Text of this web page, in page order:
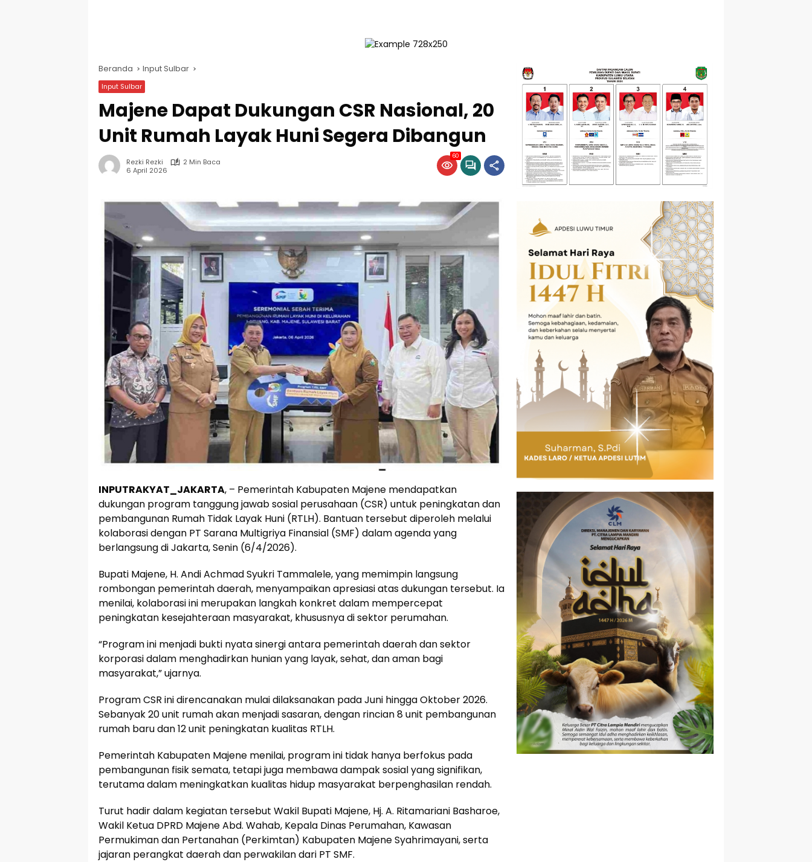
Beranda Input Sulbar
Input Sulbar
Majene Dapat Dukungan CSR Nasional, 20
Unit Rumah Layak Huni Segera Dibangun
Rezki Rezki
2 Min Baca
6 April 2026
60
INPUTRAKYAT_JAKARTA, – Pemerintah Kabupaten Majene mendapatkan
dukungan program tanggung jawab sosial perusahaan (CSR) untuk peningkatan dan
pembangunan Rumah Tidak Layak Huni (RTLH). Bantuan tersebut diperoleh melalui
kolaborasi dengan PT Sarana Multigriya Finansial (SMF) dalam agenda yang
berlangsung di Jakarta, Senin (6/4/2026).
Bupati Majene, H. Andi Achmad Syukri Tammalele, yang memimpin langsung
rombongan pemerintah daerah, menyampaikan apresiasi atas dukungan tersebut. Ia
menilai, kolaborasi ini merupakan langkah konkret dalam mempercepat
peningkatan kesejahteraan masyarakat, khususnya di sektor perumahan.
“Program ini menjadi bukti nyata sinergi antara pemerintah daerah dan sektor
korporasi dalam menghadirkan hunian yang layak, sehat, dan aman bagi
masyarakat,” ujarnya.
Program CSR ini direncanakan mulai dilaksanakan pada Juni hingga Oktober 2026.
Sebanyak 20 unit rumah akan menjadi sasaran, dengan rincian 8 unit pembangunan
rumah baru dan 12 unit peningkatan kualitas RTLH.
Pemerintah Kabupaten Majene menilai, program ini tidak hanya berfokus pada
pembangunan fisik semata, tetapi juga membawa dampak sosial yang signifikan,
terutama dalam meningkatkan kualitas hidup masyarakat berpenghasilan rendah.
Turut hadir dalam kegiatan tersebut Wakil Bupati Majene, Hj. A. Ritamariani Basharoe,
Wakil Ketua DPRD Majene Abd. Wahab, Kepala Dinas Perumahan, Kawasan
Permukiman dan Pertanahan (Perkimtan) Kabupaten Majene Syahrimayani, serta
jajaran perangkat daerah dan perwakilan dari PT SMF.